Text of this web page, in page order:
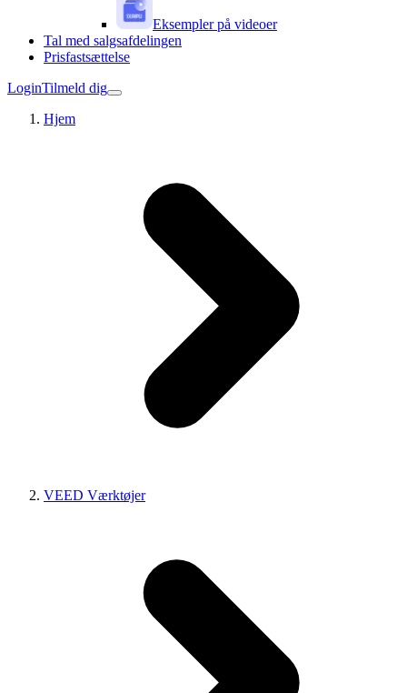
Eksempler på videoer
Tal med salgsafdelingen
Prisfastsættelse
LoginTilmeld dig
Hjem
VEED Værktøjer